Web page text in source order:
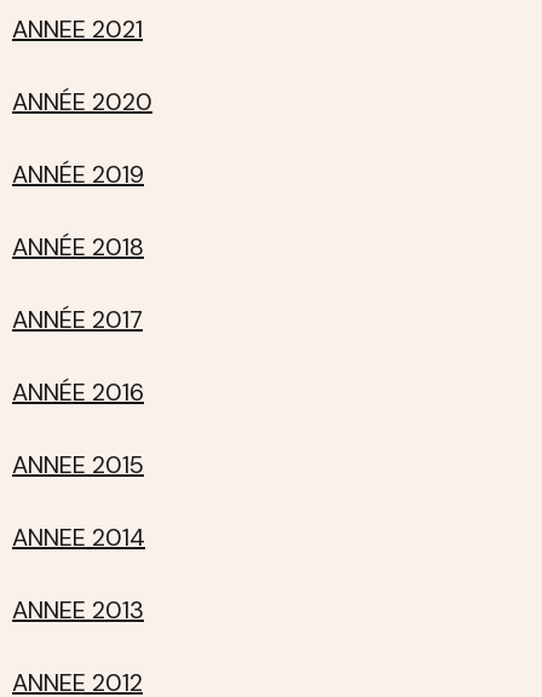
ANNEE 2021
ANNÉE 2020
ANNÉE 2019
ANNÉE 2018
ANNÉE 2017
ANNÉE 2016
ANNEE 2015
ANNEE 2014
ANNEE 2013
ANNEE 2012